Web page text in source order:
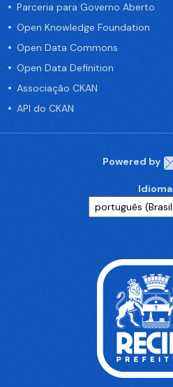
Parceria para Governo Aberto
Open Knowledge Foundation
Open Data Commons
Open Data Definition
Associação CKAN
API do CKAN
Powered by
Idioma